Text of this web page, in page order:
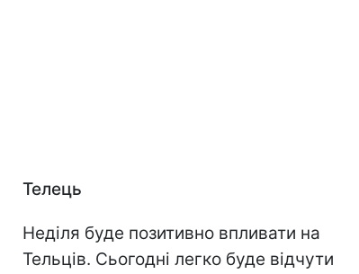
Телець
Неділя буде позитивно впливати на
Тельців. Сьогодні легко буде відчути